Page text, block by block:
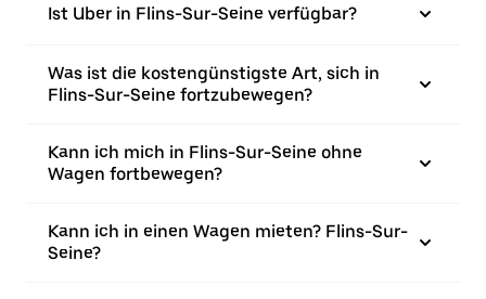
Ist Uber in Flins-Sur-Seine verfügbar?
Was ist die kostengünstigste Art, sich in
Flins-Sur-Seine fortzubewegen?
Kann ich mich in Flins-Sur-Seine ohne
Wagen fortbewegen?
Kann ich in einen Wagen mieten? Flins-Sur-
Seine?